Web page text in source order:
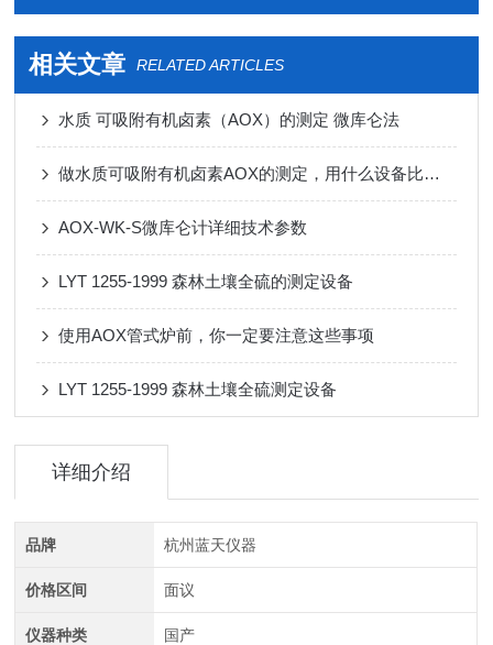
相关文章 RELATED ARTICLES
水质 可吸附有机卤素（AOX）的测定 微库仑法
做水质可吸附有机卤素AOX的测定，用什么设备比较好
AOX-WK-S微库仑计详细技术参数
LYT 1255-1999 森林土壤全硫的测定设备
使用AOX管式炉前，你一定要注意这些事项
LYT 1255-1999 森林土壤全硫测定设备
详细介绍
品牌 杭州蓝天仪器
价格区间 面议
仪器种类 国产